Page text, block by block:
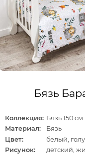
Бязь
Коллекция: Бязь 150
Материал:
Бязь
Цвет:
белый,
Рисунок:
детский,